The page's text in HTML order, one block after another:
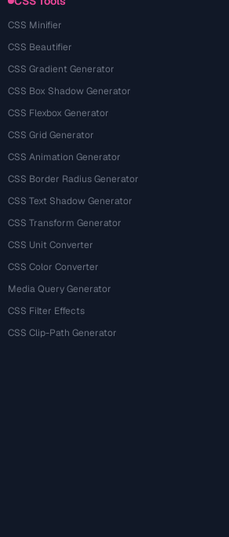
CSS Minifier
CSS Beautifier
CSS Gradient Generator
CSS Box Shadow Generator
CSS Flexbox Generator
CSS Grid Generator
CSS Animation Generator
CSS Border Radius Generator
CSS Text Shadow Generator
CSS Transform Generator
CSS Unit Converter
CSS Color Converter
Media Query Generator
CSS Filter Effects
CSS Clip-Path Generator